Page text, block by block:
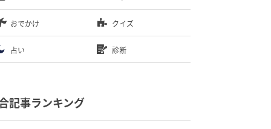
おでかけ クイズ
占い 診断
記事ランキング